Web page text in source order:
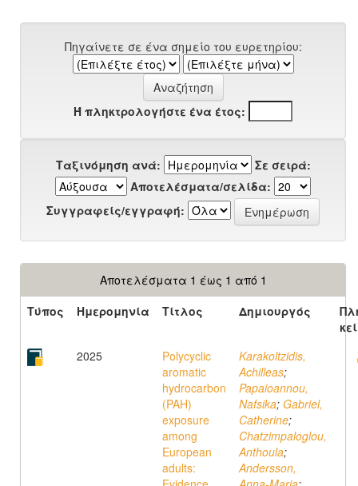
Πηγαίνετε σε ένα σημείο του ευρετηρίου:
Ή πληκτρολογήστε ένα έτος:
Ταξινόμηση ανά:
Σε σειρά:
Αποτελέσματα/σελίδα:
Συγγραφείς/εγγραφή:
Αποτελέσματα 1 έως 1 από 1
Τύπος
Ημερομηνία Τίτλος Δημιουργός
2025
Polycyclic
aromatic
hydrocarbon
(PAH)
exposure
among
European
adults:
Karakoltzidis,
Achilleas;
Papaioannou,
Nafsika; Gabriel,
Catherine;
Chatzimpaloglou,
Anthoula;
Andersson,